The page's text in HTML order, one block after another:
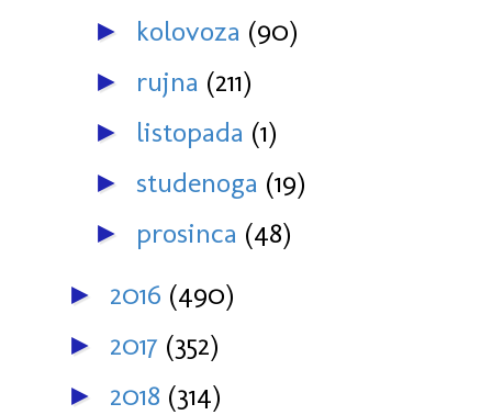
► kolovoza (90)
► rujna (211)
► listopada (1)
► studenoga (19)
► prosinca (48)
► 2016 (490)
► 2017 (352)
► 2018 (314)